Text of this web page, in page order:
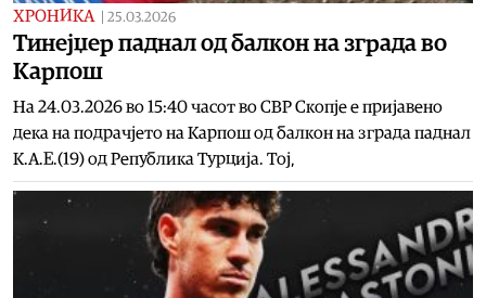
ХРОНИКА 25.03.2026
Тинејџер паднал од балкон на зграда во
Карпош
На 24.03.2026 во 15:40 часот во СВР Скопје е пријавено
дека на подрачјето на Карпош од балкон на зграда паднал
К.А.Е.(19) од Република Турција. Тој,